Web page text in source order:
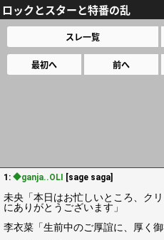
ロックとスターと特番の乱
スレ一覧
最初へ 前へ
1: ◆ganja..OLI [sage saga]
未央「本日はお忙しいところ、ク
にありがとうございます」
李衣菜「生前中のご厚誼に、厚く御